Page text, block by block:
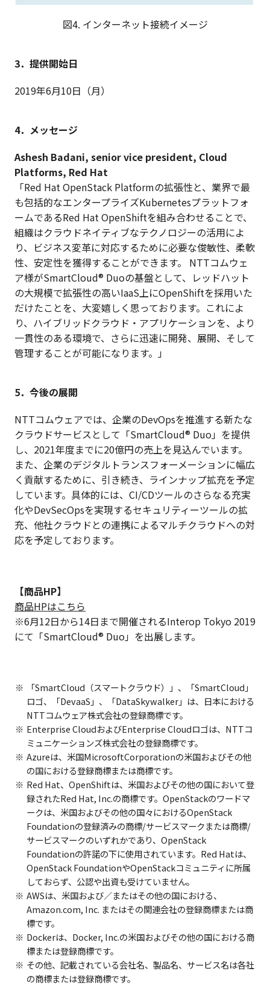
図4. インターネット接続イメージ
3．提供開始日
2019年6月10日（月）
4．メッセージ
Ashesh Badani, senior vice president, Cloud
Platforms, Red Hat
「Red Hat OpenStack Platformの拡張性と、業界で最
も包括的なエンタープライズKubernetesプラットフォ
ームであるRed Hat OpenShiftを組み合わせることで、
組織はクラウドネイティブなテクノロジーの活用によ
り、ビジネス変革に対応するために必要な俊敏性、柔軟
性、安定性を獲得することができます。 NTTコムウェ
ア様がSmartCloud® Duoの基盤として、レッドハット
の大規模で拡張性の高いIaaS上にOpenShiftを採用いた
だけたことを、大変嬉しく思っております。これによ
り、ハイブリッドクラウド・アプリケーションを、より
一貫性のある環境で、さらに迅速に開発、展開、そして
管理することが可能になります。」
5．今後の展開
NTTコムウェアでは、企業のDevOpsを推進する新たな
クラウドサービスとして「SmartCloud® Duo」を提供
し、2021年度までに20億円の売上を見込んでいます。
また、企業のデジタルトランスフォーメーションに幅広
く貢献するために、引き続き、ラインナップ拡充を予定
しています。具体的には、CI/CDツールのさらなる充実
化やDevSecOpsを実現するセキュリティーツールの拡
充、他社クラウドとの連携によるマルチクラウドへの対
応を予定しております。
【商品HP】
商品HPはこちら
※6月12日から14日まで開催されるInterop Tokyo 2019
にて「SmartCloud® Duo」を出展します。
「SmartCloud（スマートクラウド）」、「SmartCloud」
ロゴ、「DevaaS」、「DataSkywalker」は、日本における
NTTコムウェア株式会社の登録商標です。
Enterprise CloudおよびEnterprise Cloudロゴは、NTTコ
ミュニケーションズ株式会社の登録商標です。
Azureは、米国MicrosoftCorporationの米国およびその他
の国における登録商標または商標です。
Red Hat、OpenShiftは、米国およびその他の国において登
録されたRed Hat, Inc.の商標です。OpenStackのワードマ
ークは、米国およびその他の国々におけるOpenStack
Foundationの登録済みの商標/サービスマークまたは商標/
サービスマークのいずれかであり、OpenStack
Foundationの許諾の下に使用されています。Red Hatは、
OpenStack FoundationやOpenStackコミュニティに所属
しておらず、公認や出資も受けていません。
AWSは、米国および／またはその他の国における、
Amazon.com, Inc. またはその関連会社の登録商標または商
標です。
Dockerは、Docker, Inc.の米国およびその他の国における商
標または登録商標です。
その他、記載されている会社名、製品名、サービス名は各社
の商標または登録商標です。